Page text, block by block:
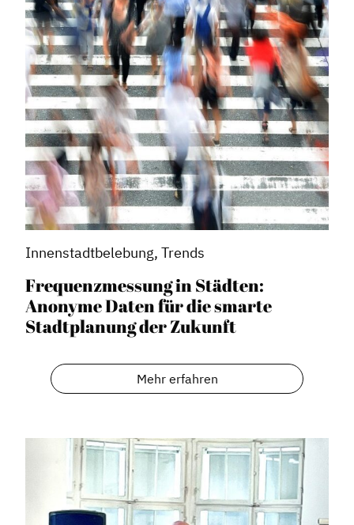
Innenstadtbelebung, Trends
Frequenzmessung in Städten:
Anonyme Daten für die smarte
Stadtplanung der Zukunft
Mehr erfahren